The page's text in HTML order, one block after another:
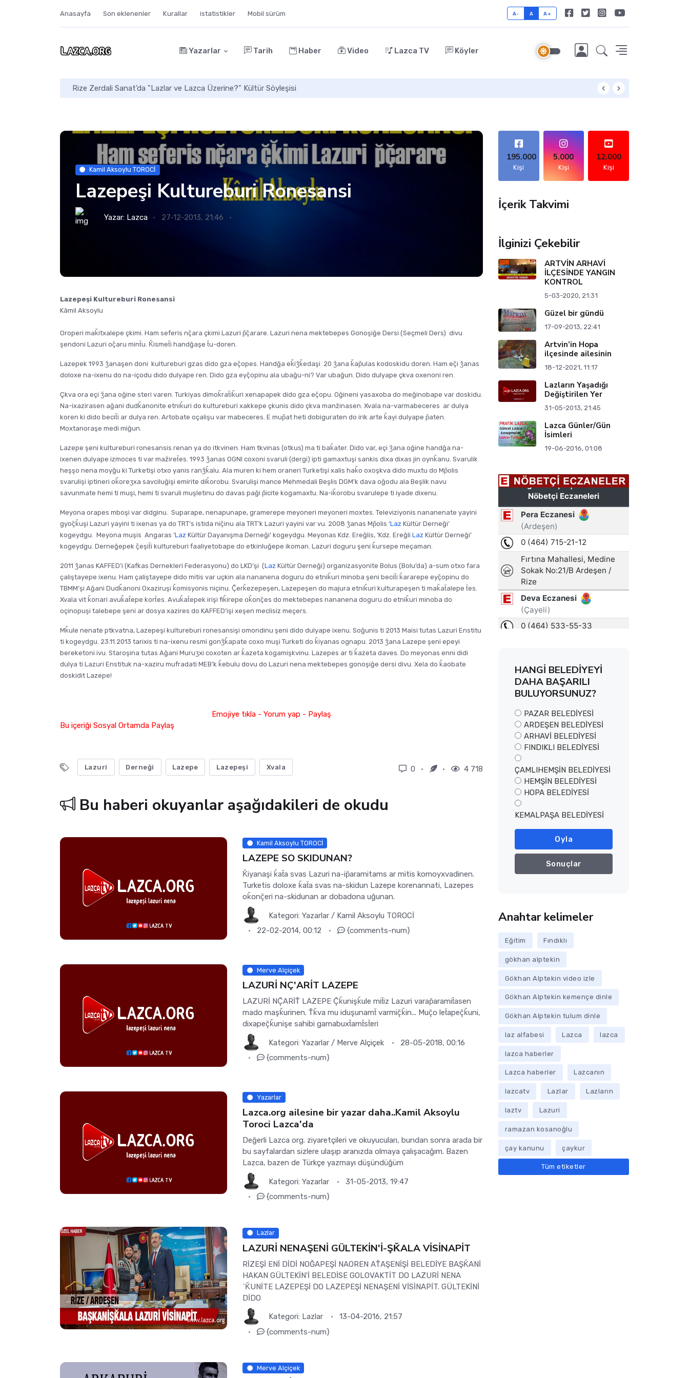
Anasayfa Son eklenenler Kurallar istatistikler Mobil sürüm A- A A+
Yazarlar Tarih Haber Video Lazca TV Köyler
Mekaleskirit: Doğu Karadeniz’in Kayıp Arkaik Başkenti
Kamil Aksoylu TOROCİ
Lazepeşi Kultureburi Ronesansi
Yazar: Lazca 27-12-2013, 21:46
Lazepeşi Kultureburi Ronesansi
Kâmil Aksoylu
Oroperi maǩitxalepe çkimi. Ham seferis nç̌ara çkimi Lazuri p̌ç̌arare. Lazuri nena mektebepes Gonoşiğe Dersi (Seçmeli Ders) divu
şendoni Lazuri oç̌aru mint̆u. Ǩismet̆i handğaşe t̆u-doren.
Lazepek 1993 ǯanaşen doni kultureburi gzas dido gza eç̌opes. Handğa eǩiǯǩedaşi 20 ǯana ǩap̌ulas kodoskidu doren. Ham eç̌i ǯanas
doloxe na-ixenu do na-içodu dido dulyape ren. Dido gza eyç̌opinu ala ubağu-ni? Var ubağun. Dido dulyape çkva oxenoni ren.
Çkva ora eçi ǯana oğine steri varen. Turkiyas dimoǩrat̆iǩuri xenapapek dido gza eç̌opu. Oğineni yasaxoba do meğinobape var doskidu.
Na-ixazirasen ağani dudǩanonite etniǩuri do kultureburi xakkepe çkunis dido çkva manžinasen. Xvala na-varmabeceres ar dulya
koren ki dido becit̆i ar dulya ren. Artobate oçalişu var mabeceres. E mup̌at heti dobiguraten do irik arte ǩayi dulyape p̌aten.
Moxtanoraşe medi miğun.
Lazepe şeni kultureburi ronesansis renan ya do itkvinen. Ham tkvinas (otkus) ma ti baǩater. Dido var, eçi ǯana oğine handğa na-
ixenen dulyape izmoces ti var mažiret̆es. 1993 ǯanas OGNI coxoni svaruli (dergi) ipti gamaxtuşi sankis dixa dixas jin oynǩanu. Svarulik
heşşo nena moyğu ki Turketişi otxo yanis ranǯǩalu. Ala muren ki hem oraneri Turketişi xalis haǩo oxoşkva dido muxtu do Mp̌olis
svarulişi iptineri oǩoreʒxa savciluğişi emirite diǩorobu. Svarulişi mance Mehmedali Beşlis DGM’k dava oğodu ala Beşlik navu
savunmate hemi ti muşi, hemi ti svaruli muşletinu do davas paği p̌icite kogamaxtu. Na-iǩorobu svarulepe ti iyade dixenu.
Meyona orapes mboşi var didginu. Suparape, nenapunape, gramerepe meyoneri meyoneri moxtes. Televiziyonis nananenate yayini
gyoç̌ǩuşi Lazuri yayini ti ixenas ya do TRT’s istida niç̌inu ala TRT’k Lazuri yayini var vu. 2008 ǯanas Mp̌olis ‘Laz Kültür Derneği’
kogeydgu. Meyona muşis Angaras ‘Laz Kültür Dayanışma Derneği’ kogeydgu. Meyonas Kdz. Ereğlis, ‘Kdz. Ereğli Laz Kültür Derneği’
kogeydgu. Derneğepek ç̌eşit̆i kultureburi faaliyetobape do etkinluğepe ikoman. Lazuri doguru şeni ǩursepe meçaman.
2011 ǯanas KAFFED’i (Kafkas Dernekleri Federasyonu) do LKD’şi (Laz Kültür Derneği) organizasyonite Bolus (Bolu’da) a-sum otxo fara
çaliştayepe ixenu. Ham çaliştayepe dido mitis var uçkin ala nananena doguru do etniǩuri minoba şeni becit̆i ǩararepe eyç̌opinu do
TBMM’şi Ağani Dudǩanoni Oxaziruşi ǩomisyonis niçinu. Ç̌erǩezepeşen, Lazepeşen do majura etniǩuri kulturapeşen ti maǩat̆alepe t̆es.
Xvala vit ǩonari avuǩat̆epe kort̆es. Avuǩat̆epek irişi fiǩirepe oǩonç̌es do mektebepes nananena doguru do etniǩuri minoba do
oçinopuşi talebepe şeni ar dosya xazires do KAFFED’işi xeşen meclisiz meçers.
Mǩule nenate ptkvatna, Lazepeşi kultureburi ronesansişi omondinu şeni dido dulyape ixenu. Soğunis ti 2013 Maisi tutas Lazuri Enstitu
ti kogeydgu. 23.11.2013 tarixis ti na-ixenu resmi gonǯǩapate coxo muşi Turketi do ǩiyanas ognapu. 2013 ǯana Lazepe şeni epeyi
bereketoni ivu. Staroşina tutas Ağani Muruʒxi coxoten ar ǩazeta kogamişkvinu. Lazepes ar ti ǩazeta daves. Do meyonas enni didi
dulya ti Lazuri Enstituk na-xaziru mufradati MEB’k ǩebulu dovu do Lazuri nena mektebepes gonoşiğe dersi divu. Xela do ǩaobate
doskidit Lazepe!
Emojiye tıkla - Yorum yap - Paylaş
Bu içeriği Sosyal Ortamda Paylaş
Lazuri Derneği Lazepe Lazepeşi Xvala 0 4 718
Bu haberi okuyanlar aşağıdakileri de okudu
Kamil Aksoylu TOROCİ
LAZEPE SO SKIDUNAN?
Ǩiyanaşi ǩat̆a svas Lazuri na-ip̌aramitams ar mitis komoyxvadinen.
Turketis doloxe ǩat̆a svas na-skidun Lazepe korenannati, Lazepes
oǩonç̌eri na-skidunan ar dobadona uğunan.
Kategori:Yazarlar / Kamil Aksoylu TOROCİ
22-02-2014, 00:12
{comments-num}
Merve Alçiçek
LAZURİ NÇ'ARİT LAZEPE
LAZURİ NÇ̌ARİŤ LAZEPE Ç̌ǩunişǩule mit̆iz Lazuri varap̌aramit̆asen
mado maşǩurinen. Ťǩva mu iduşunamt̆ varmiç̌ǩin... Muç̌o let̆apeç̌ǩuni,
dixapeç̌ǩunişe sahibi gamabuxt̆amt̆st̆eri
Kategori:Yazarlar / Merve Alçiçek
28-05-2018, 00:16
{comments-num}
Yazarlar
Lazca.org ailesine bir yazar daha..Kamil Aksoylu
Toroci Lazca'da
Değerli Lazca org. ziyaretçileri ve okuyucuları, bundan sonra arada bir
bu sayfalardan sizlere ulaşıp aranızda olmaya çalışacağım. Bazen
Lazca, bazen de Türkçe yazmayı düşündüğüm
Kategori:Yazarlar
31-05-2013, 19:47
{comments-num}
Lazlar
LAZURİ NENAŞENİ GÜLTEKİN'İ-ŞǨALA VİSİNAPİT
RİZEŞİ ENİ DİDİ NOĞAPEŞİ NAOREN AŤAŞENİŞİ BELEDİYE BAŞǨANİ
HAKAN GÜLTEKİN'İ BELEDİSE GOLOVAKTİT DO LAZURİ NENA
´ǨUNİTE LAZEPEŞİ DO LAZEPEŞİ NENAŞENİ VİSİNAPİT. GÜLTEKİNİ
DİDO
Kategori: Lazlar
13-04-2016, 21:57
{comments-num}
Merve Alçiçek
195.000
Kişi
5.000
Kişi
12.000
Kişi
İçerik Takvimi
İlginizi Çekebilir
ARTVİN ARHAVİ
İLÇESİNDE YANGIN
KONTROL
5-03-2020, 21:31
Güzel bir gündü
17-09-2013, 22:41
Artvin’in Hopa
ilçesinde ailesinin
18-12-2021, 11:17
Lazların Yaşadığı
Değiştirilen Yer
31-05-2013, 21:45
Lazca Günler/Gün
İsimleri
19-06-2016, 01:08
HANGİ BELEDİYEYİ
DAHA BAŞARILI
BULUYORSUNUZ?
PAZAR BELEDİYESİ
ARDEŞEN BELEDİYESİ
ARHAVİ BELEDİYESİ
FINDIKLI BELEDİYESİ
ÇAMLIHEMŞİN BELEDİYESİ
HEMŞİN BELEDİYESİ
HOPA BELEDİYESİ
KEMALPAŞA BELEDİYESİ
Oyla
Sonuçlar
Anahtar kelimeler
Eğitim Fındıklı
gökhan alptekin
Gökhan Alptekin video izle
Gökhan Alptekin kemençe dinle
Gökhan Alptekin tulum dinle
laz alfabesi Lazca lazca
lazca haberler
Lazca haberler Lazcanın
lazcatv Lazlar Lazların
laztv Lazuri
ramazan kosanoğlu
çay kanunu çaykur
Tüm etiketler